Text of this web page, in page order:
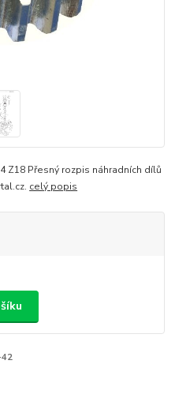
Z18 Přesný rozpis náhradních dílů
celý popis